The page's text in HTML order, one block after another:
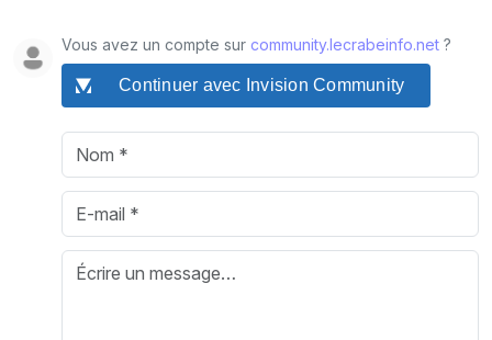
Vous avez un compte sur community.lecrabeinfo.net ?
Continuer avec Invision Community